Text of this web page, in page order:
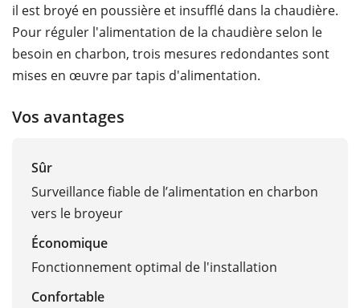
il est broyé en poussière et insufflé dans la chaudière.
Pour réguler l'alimentation de la chaudière selon le
besoin en charbon, trois mesures redondantes sont
mises en œuvre par tapis d'alimentation.
Vos avantages
Sûr
Surveillance fiable de l’alimentation en charbon
vers le broyeur
Économique
Fonctionnement optimal de l'installation
Confortable